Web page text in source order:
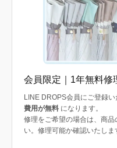
会員限定｜1年無料修
LINE DROPS会員にご登録い
費用が無料 になります。
修理をご希望の場合は、商
い。修理可能か確認いたしま